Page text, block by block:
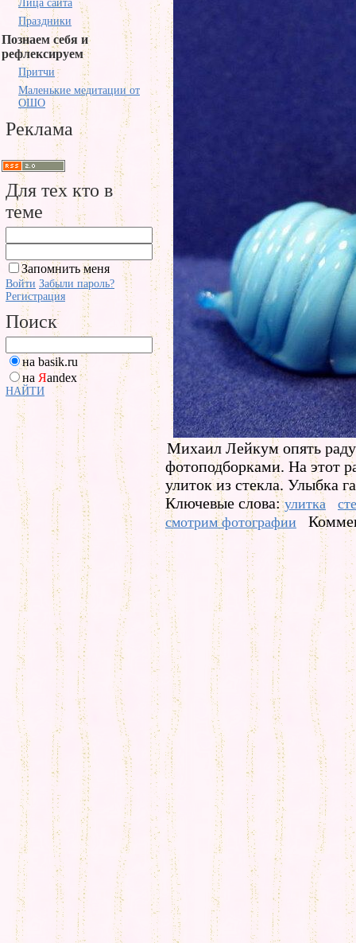
Лица сайта
Праздники
Познаем себя и
рефлексируем
Притчи
Маленькие медитации от
ОШО
Реклама
Для тех кто в
теме
Запомнить меня
Войти Забыли пароль?
Регистрация
Поиск
на basik.ru
на Яandex
НАЙТИ
Михаил Лейкум опять
фотоподборками. На этот
улиток из стекла. Улыбка
Ключевые слова:улитка
смотрим фотографии